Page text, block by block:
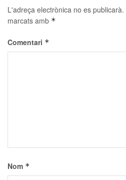
L'adreça electrònica no es publicarà.
marcats amb *
Comentari *
Nom *